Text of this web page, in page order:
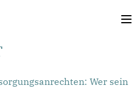
Wer sein